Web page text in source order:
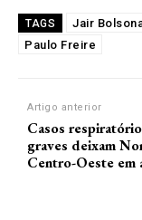
TAGS Jair
Paulo Freire
Artigo anterior
Casos
graves deixam
Centro-Oeste em